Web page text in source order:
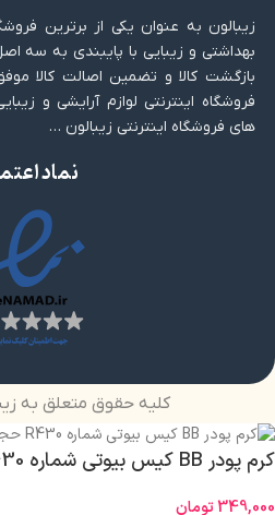
زیبالون به عنوان یکی از برترین
بازگشت کالا و تضمین اصالت کالا
فروشگاه اینترنتی لوازم آرایشی و
های فروشگاه اینترنتی زیبالون …
نماد
کلیه حقوق متعلق به
کرم پودر BB کیس بیوتی شماره R430 حجم 30 میل
349,000تومان